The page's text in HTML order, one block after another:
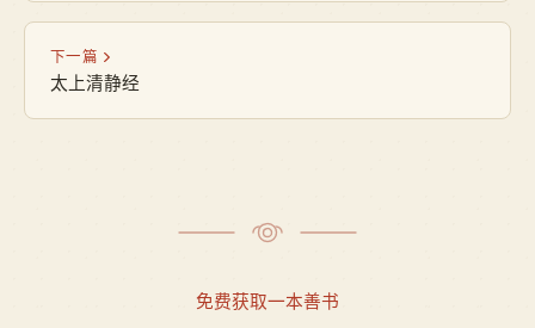
下一篇
太上清静经
免费获取一本善书